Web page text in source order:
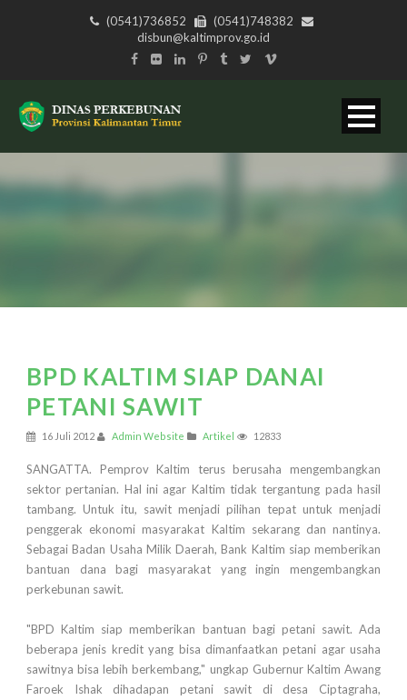
(0541)736852
(0541)748382
disbun@kaltimprov.go.id
BPD KALTIM SIAP DANAI
PETANI SAWIT
16 Juli 2012 Admin Website Artikel 12833
SANGATTA. Pemprov Kaltim terus berusaha mengembangkan
sektor pertanian. Hal ini agar Kaltim tidak tergantung pada hasil
tambang. Untuk itu, sawit menjadi pilihan tepat untuk menjadi
penggerak ekonomi masyarakat Kaltim sekarang dan nantinya.
Sebagai Badan Usaha Milik Daerah, Bank Kaltim siap memberikan
bantuan dana bagi masyarakat yang ingin mengembangkan
perkebunan sawit.
"BPD Kaltim siap memberikan bantuan bagi petani sawit. Ada
beberapa jenis kredit yang bisa dimanfaatkan petani agar usaha
sawitnya bisa lebih berkembang," ungkap Gubernur Kaltim Awang
Faroek Ishak dihadapan petani sawit di desa Ciptagraha,